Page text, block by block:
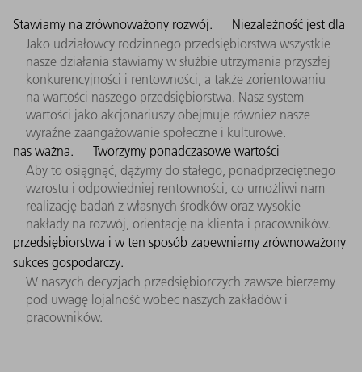
Stawiamy na zrównoważony rozwój.
Jako udziałowcy rodzinnego przedsiębiorstwa wszystkie
nasze działania stawiamy w służbie utrzymania przyszłej
konkurencyjności i rentowności, a także zorientowaniu
na wartości naszego przedsiębiorstwa. Nasz system
wartości jako akcjonariuszy obejmuje również nasze
wyraźne zaangażowanie społeczne i kulturowe.
Niezależność jest dla
nas ważna.
Aby to osiągnąć, dążymy do stałego, ponadprzeciętnego
wzrostu i odpowiedniej rentowności, co umożliwi nam
realizację badań z własnych środków oraz wysokie
nakłady na rozwój, orientację na klienta i pracowników.
Tworzymy ponadczasowe wartości
przedsiębiorstwa i w ten sposób zapewniamy zrównoważony
sukces gospodarczy.
W naszych decyzjach przedsiębiorczych zawsze bierzemy
pod uwagę lojalność wobec naszych zakładów i
pracowników.